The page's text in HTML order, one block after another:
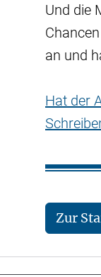
Und die
an und
Hat der
Zur